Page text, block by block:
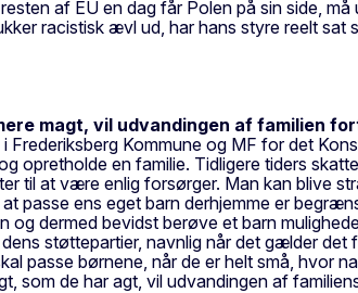
af EU en dag får Polen på sin side,
racistisk ævl ud, har hans styre reelt
magt, vil udvandingen af familien
Kommune og MF for det
opretholde en familie. Tidligere tiders
at være enlig forsørger. Man kan blive
passe ens eget barn derhjemme er
dermed bevidst berøve et barn
støttepartier, navnlig når det gælder
passe børnene, når de er helt små, hvor
som de har agt, vil udvandingen af